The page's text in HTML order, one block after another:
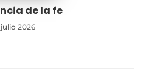
de la fe
2026